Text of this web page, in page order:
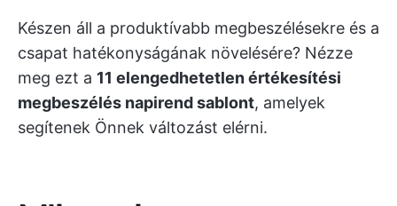
Készen áll a produktívabb megbeszélésekre és a
csapat hatékonyságának növelésére? Nézze
meg ezt a 11 elengedhetetlen értékesítési
megbeszélés napirend sablont, amelyek
segítenek Önnek változást elérni.